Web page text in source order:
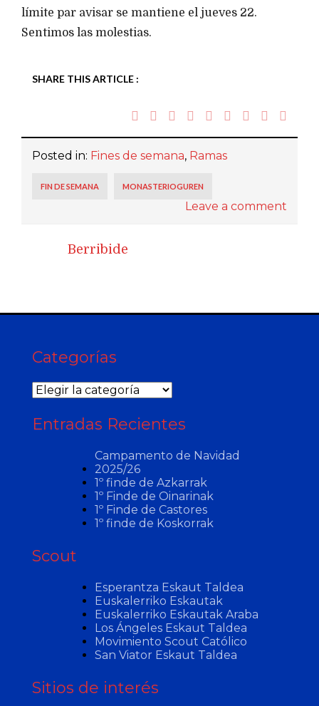
límite par avisar se mantiene el jueves 22.
Sentimos las molestias.
SHARE THIS ARTICLE :
Posted in: Fines de semana, Ramas
FIN DE SEMANA MONASTERIOGUREN
Leave a comment
Berribide
Categorías
Categorías
Entradas Recientes
Campamento de Navidad
2025/26
1º finde de Azkarrak
1º Finde de Oinarinak
1º Finde de Castores
1º finde de Koskorrak
Scout
Esperantza Eskaut Taldea
Euskalerriko Eskautak
Euskalerriko Eskautak Araba
Los Ángeles Eskaut Taldea
Movimiento Scout Católico
San Viator Eskaut Taldea
Sitios de interés